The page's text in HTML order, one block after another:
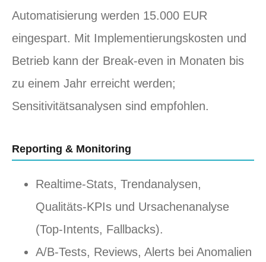
Automatisierung werden 15.000 EUR
eingespart. Mit Implementierungskosten und
Betrieb kann der Break-even in Monaten bis
zu einem Jahr erreicht werden;
Sensitivitätsanalysen sind empfohlen.
Reporting & Monitoring
Realtime-Stats, Trendanalysen,
Qualitäts-KPIs und Ursachenanalyse
(Top-Intents, Fallbacks).
A/B-Tests, Reviews, Alerts bei Anomalien